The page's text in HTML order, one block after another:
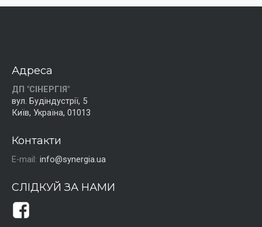
Адреса
ДП "СІНЕРГІЯ"
вул. Будіндустрії, 5
Київ, Україна, 01013
Контакти
E-mail: info@synergia.ua
СЛІДКУЙ ЗА НАМИ